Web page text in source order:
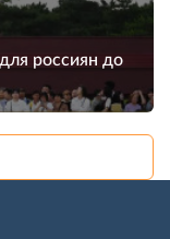
россиян до